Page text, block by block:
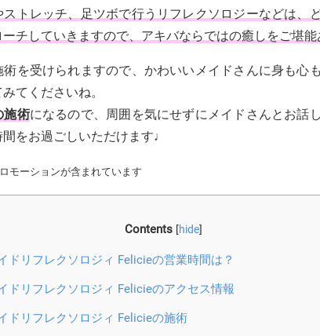
ストレッチ、足ツボで行うリフレクソロジーなどは、
チしていきますので、アキバならではの癒しをご堪能
術を受けられますので、かわいいメイドさんに身も心
てくださいね。
施術になるので、周囲を気にせずにメイドさんとお話
をお過ごしいただけます♩
モーションが含まれています
Contents [hide]
ドリフレクソロジィ Felicieの営業時間は？
ドリフレクソロジィ Felicieのアクセス情報
ドリフレクソロジィ Felicieの施術